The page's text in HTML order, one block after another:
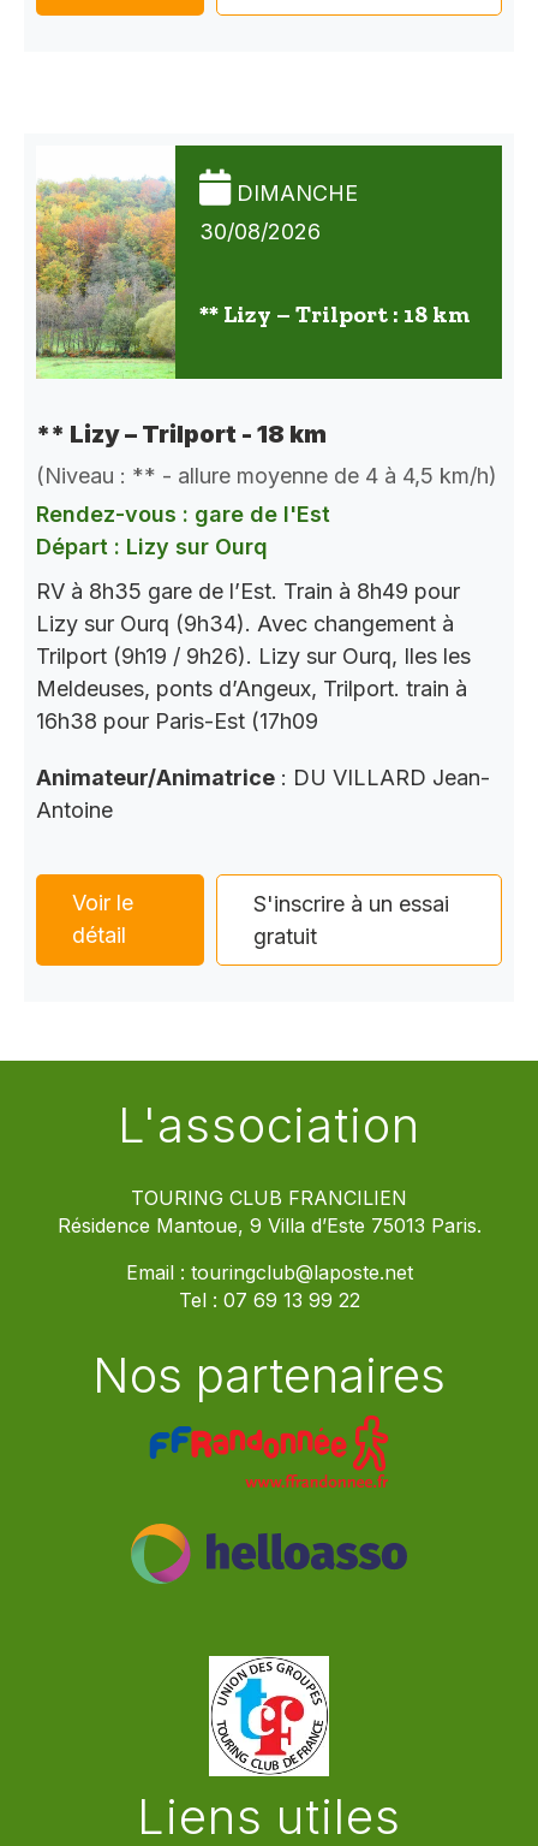
DIMANCHE
30/08/2026
** Lizy – Trilport : 18 km
** Lizy – Trilport - 18 km
(Niveau : ** - allure moyenne de 4 à 4,5 km/h)
Rendez-vous : gare de l'Est
Départ : Lizy sur Ourq
RV à 8h35 gare de l’Est. Train à 8h49 pour
Lizy sur Ourq (9h34). Avec changement à
Trilport (9h19 / 9h26). Lizy sur Ourq, Iles les
Meldeuses, ponts d’Angeux, Trilport. train à
16h38 pour Paris-Est (17h09
Animateur/Animatrice : DU VILLARD Jean-
Antoine
Voir le
détail
S'inscrire à un essai
gratuit
L'association
TOURING CLUB FRANCILIEN
Résidence Mantoue, 9 Villa d’Este 75013 Paris.
Email : touringclub@laposte.net
Tel : 07 69 13 99 22
Nos partenaires
Liens utiles